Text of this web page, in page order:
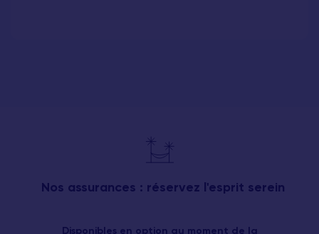
Nos assurances : réservez l'esprit serein
Disponibles en option au moment de la